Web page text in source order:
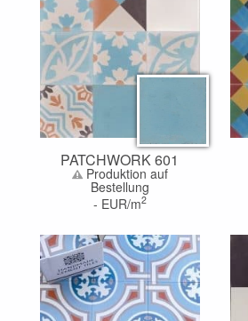
PATCHWORK 601
Produktion auf
Bestellung
- EUR/m2